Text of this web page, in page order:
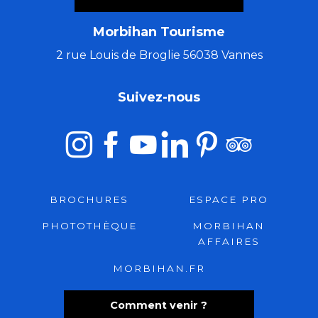
Morbihan Tourisme
2 rue Louis de Broglie 56038 Vannes
Comment venir ?
Suivez-nous
BROCHURES ESPACE PRO
PHOTOTHÈQUE
MORBIHAN
AFFAIRES
MORBIHAN.FR